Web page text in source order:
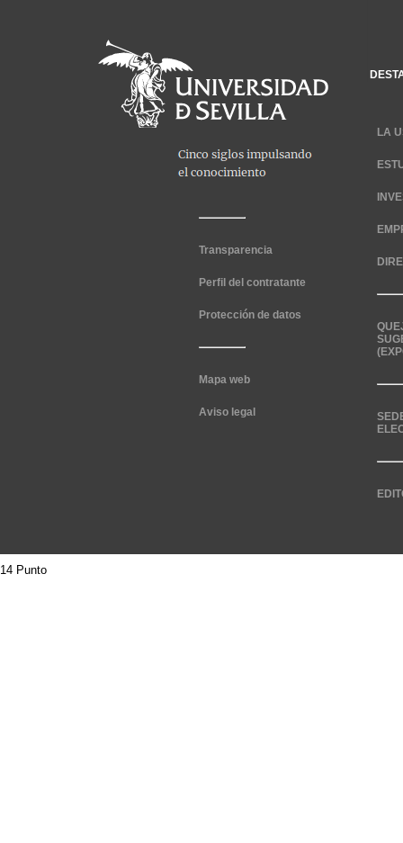
Transparencia
Perfil del contratante
Protección de datos
Mapa web
Aviso legal
LA
14 Punto